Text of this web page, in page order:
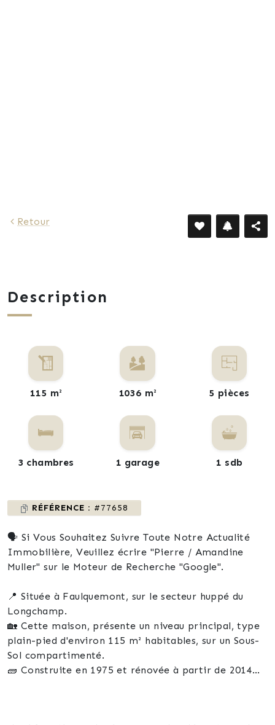
Retour
Description
115 m² 1036 m² 5 pièces
3 chambres 1 garage 1 sdb
RÉFÉRENCE : #77658
🗣️ Si Vous Souhaitez Suivre Toute Notre Actualité
Immobilière, Veuillez écrire "Pierre / Amandine
Muller" sur le Moteur de Recherche "Google".
📍 Située à Faulquemont, sur le secteur huppé du
Longchamp.
🏡 Cette maison, présente un niveau principal, type
plain-pied d'environ 115 m² habitables, sur un Sous-
Sol compartimenté.
🧱 Construite en 1975 et rénovée à partir de 2014